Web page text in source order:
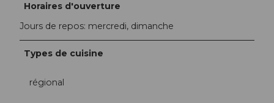
Horaires d'ouverture
Jours de repos: mercredi, dimanche
Types de cuisine
régional